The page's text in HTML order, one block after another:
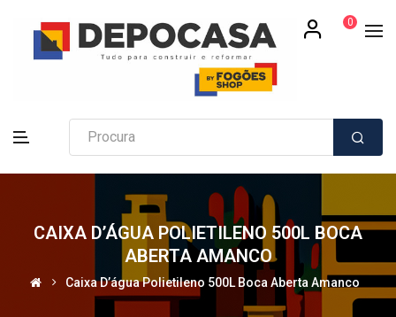
0
CAIXA D’ÁGUA POLIETILENO 500L BOCA
ABERTA AMANCO
Caixa D’água Polietileno 500L Boca Aberta Amanco